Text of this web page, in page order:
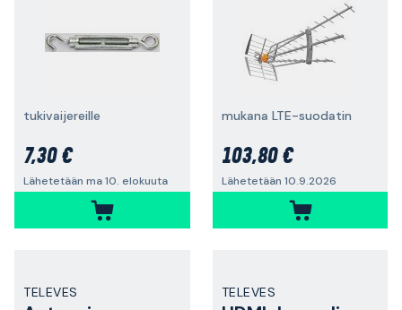
tukivaijereille
7,30 €
Lähetetään ma 10. elokuuta
mukana LTE-suodatin
103,80 €
Lähetetään 10.9.2026
TELEVES TELEVES